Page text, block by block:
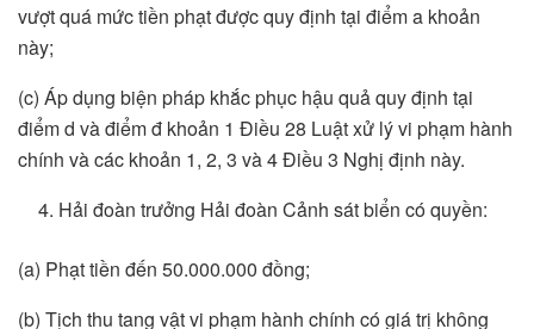
vượt quá mức tiền phạt được quy định tại điểm a khoản
này;
(c) Áp dụng biện pháp khắc phục hậu quả quy định tại
điểm d và điểm đ khoản 1 Điều 28 Luật xử lý vi phạm hành
chính và các khoản 1, 2, 3 và 4 Điều 3 Nghị định này.
Hải đoàn trưởng Hải đoàn Cảnh sát biển có quyền:
(a) Phạt tiền đến 50.000.000 đồng;
(b) Tịch thu tang vật vi phạm hành chính có giá trị không